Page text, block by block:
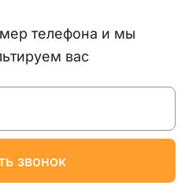
вас
звонок